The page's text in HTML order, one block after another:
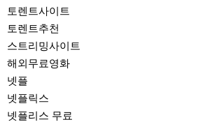
토렌트사이트
토렌트추천
스트리밍사이트
해외무료영화
넷플
넷플릭스
넷플리스 무료